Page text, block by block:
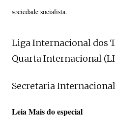
sociedade socialista.
Liga Internacional dos
Quarta Internacional
Secretaria
Leia Mais do especial